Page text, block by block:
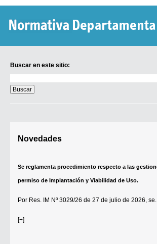
Buscar en este sitio:
en
este
sitio:
Novedades
Se reglamenta procedimiento respecto a las
permiso de Implantación y Viabilidad de Uso.
Por Res. IM Nº 3029/26 de 27 de julio de 2026,
[+]